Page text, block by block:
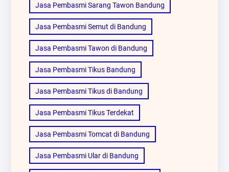
Jasa Pembasmi Sarang Tawon Bandung
Jasa Pembasmi Semut di Bandung
Jasa Pembasmi Tawon di Bandung
Jasa Pembasmi Tikus Bandung
Jasa Pembasmi Tikus di Bandung
Jasa Pembasmi Tikus Terdekat
Jasa Pembasmi Tomcat di Bandung
Jasa Pembasmi Ular di Bandung